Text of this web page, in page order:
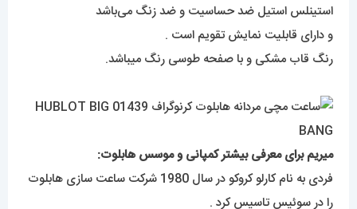
استینلس استیل ضد حساسیت و ضد زنگ می‌باشد
و دارای قابلیت نمایش تقویم است .
رنگ قاب مشکی و با صفحه طوسی رنگ میباشد.
میریم برای معرفی بیشتر کمپانی و موسس هابلوت:
فردی به نام کارلو کروکو در سال 1980 شرکت ساعت سازی هابلوت
را در سوئیس تاسیس کرد .